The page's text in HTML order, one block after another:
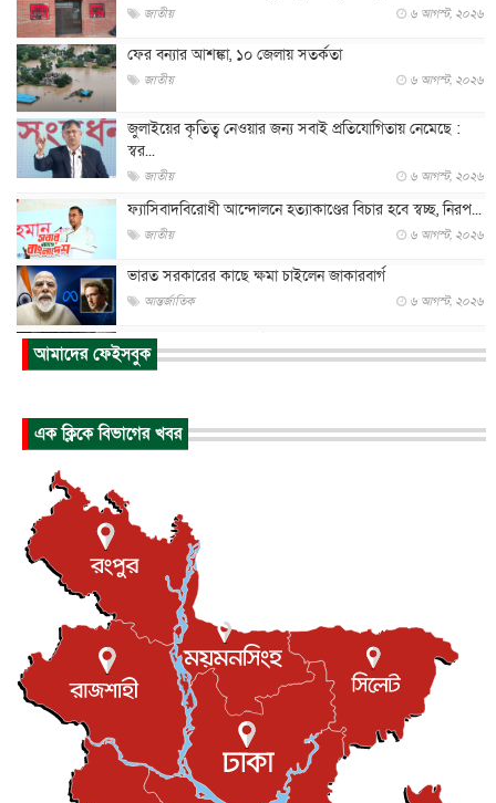
জাতীয় ৬ আগস্ট, ২০২৬
ফের বন্যার আশঙ্কা, ১০ জেলায় সতর্কতা
জাতীয় ৬ আগস্ট, ২০২৬
জুলাইয়ের কৃতিত্ব নেওয়ার জন্য সবাই প্রতিযোগিতায় নেমেছে :
স্বর...
জাতীয় ৬ আগস্ট, ২০২৬
ফ্যাসিবাদবিরোধী আন্দোলনে হত্যাকাণ্ডের বিচার হবে স্বচ্ছ, নিরপ...
জাতীয় ৬ আগস্ট, ২০২৬
ভারত সরকারের কাছে ক্ষমা চাইলেন জাকারবার্গ
আন্তর্জাতিক ৬ আগস্ট, ২০২৬
আকাশে ট্রাম্পের হেলিকপ্টার ও যাত্রীবাহী বিমান মুখোমুখি, তদন্...
আন্তর্জাতিক
আন্তর্জাতিক ৬ আগস্ট, ২০২৬
টি-টোয়েন্টি ইতিহাসের সর্বোচ্চ রানের মালিক এখন জস বাটলার
বস্তিতে কেটেছে শৈশব, আজ মুম্বাইয়ে দুই বাড়ির মালিক
বিনোদন ৬ আগস্ট, ২০২৬
যুক্তরাজ্যে বসবাসরত জাতীয়তাবাদী কুলাউড়াবাসীর মত বিনিময়
সভা...
ইউকে কমিউনিটি ৫ আগস্ট, ২০২৬
প্রধানমন্ত্রীকে সৌদি আরব সফরের আমন্ত্রণ
জাতীয় ৫ আগস্ট, ২০২৬
আমাদের ফেইসবুক
এক ক্লিকে বিভাগের খবর